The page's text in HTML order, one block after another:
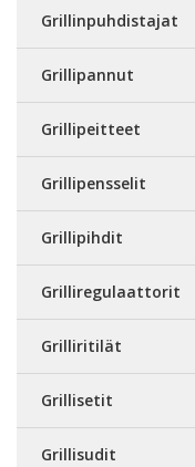
Grillinpuhdistajat
Grillipannut
Grillipeitteet
Grillipensselit
Grillipihdit
Grilliregulaattorit
Grilliritilät
Grillisetit
Grillisudit